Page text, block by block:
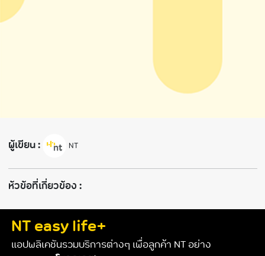
ผู้เขียน : NT
ห้วข้อที่เกี่ยวข้อง :
NT easy life+
แอปพลิเคชันรวมบริการต่างๆ เพื่อลูกค้า NT อย่าง